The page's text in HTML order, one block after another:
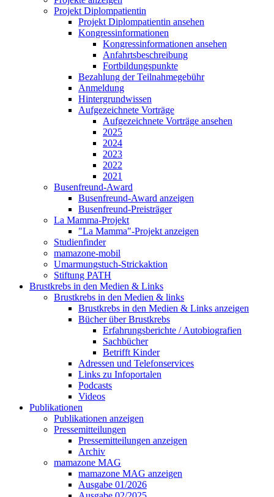
Projekt Diplompatientin
Projekt Diplompatientin ansehen
Kongressinformationen
Kongressinformationen ansehen
Anfahrtsbeschreibung
Fortbildungspunkte
Bezahlung der Teilnahmegebühr
Anmeldung
Hintergrundwissen
Aufgezeichnete Vorträge
Aufgezeichnete Vorträge ansehen
2025
2024
2023
2022
2021
Busenfreund-Award
Busenfreund-Award anzeigen
Busenfreund-Preisträger
La Mamma-Projekt
"La Mamma"-Projekt anzeigen
Studienfinder
mamazone-mobil
Umarmungstuch-Strickaktion
Stiftung PATH
Brustkrebs in den Medien & Links
Brustkrebs in den Medien & links
Brustkrebs in den Medien & Links anzeigen
Bücher über Brustkrebs
Erfahrungsberichte / Autobiografien
Sachbücher
Betrifft Kinder
Adressen und Telefonservices
Links zu Infoportalen
Podcasts
Videos
Publikationen
Publikationen anzeigen
Pressemitteilungen
Pressemitteilungen anzeigen
Archiv
mamazone MAG
mamazone MAG anzeigen
Ausgabe 01/2026